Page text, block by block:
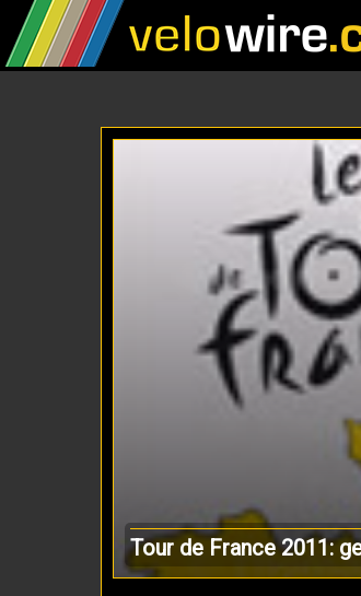
Tour de France 2011: